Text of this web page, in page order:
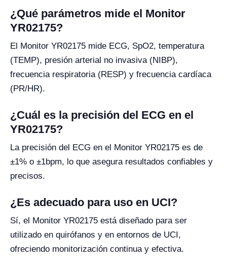
¿Qué parámetros mide el Monitor
YR02175?
El Monitor YR02175 mide ECG, SpO2, temperatura
(TEMP), presión arterial no invasiva (NIBP),
frecuencia respiratoria (RESP) y frecuencia cardíaca
(PR/HR).
¿Cuál es la precisión del ECG en el
YR02175?
La precisión del ECG en el Monitor YR02175 es de
±1% o ±1bpm, lo que asegura resultados confiables y
precisos.
¿Es adecuado para uso en UCI?
Sí, el Monitor YR02175 está diseñado para ser
utilizado en quirófanos y en entornos de UCI,
ofreciendo monitorización continua y efectiva.